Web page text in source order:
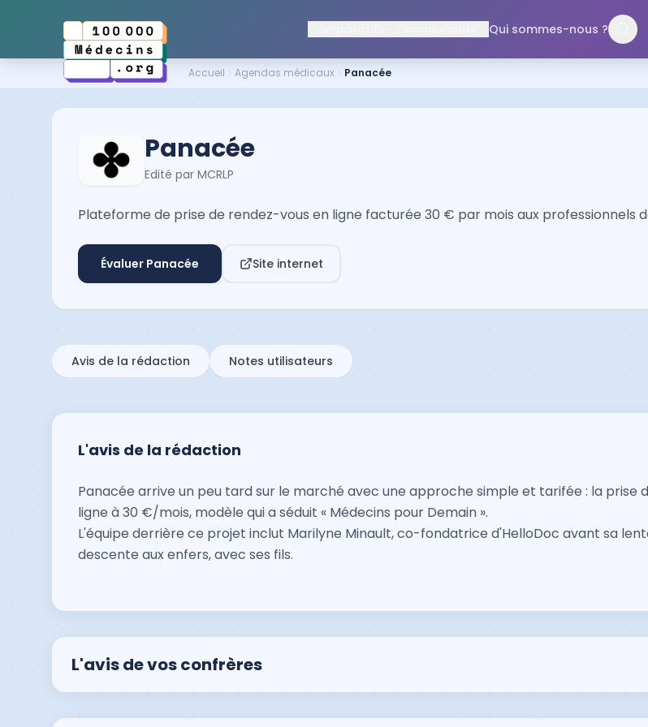
Qui sommes-nous ?
Accueil Agendas médicaux Panacée
Panacée
Edité par MCRLP
Plateforme de prise de rendez-vous en ligne facturée 30 € par mois aux professionnels
Évaluer Panacée Site internet
Avis de la rédaction Notes utilisateurs
L'avis de la rédaction
Panacée arrive un peu tard sur le marché avec une approche simple et tarifée : la prise
ligne à 30 €/mois, modèle qui a séduit « Médecins pour Demain ».
L'équipe derrière ce projet inclut Marilyne Minault, co-fondatrice d'HelloDoc avant sa
descente aux enfers, avec ses fils.
L'avis de vos confrères